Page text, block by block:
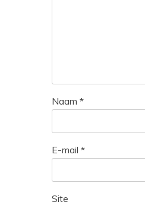
Naam *
E-mail *
Site